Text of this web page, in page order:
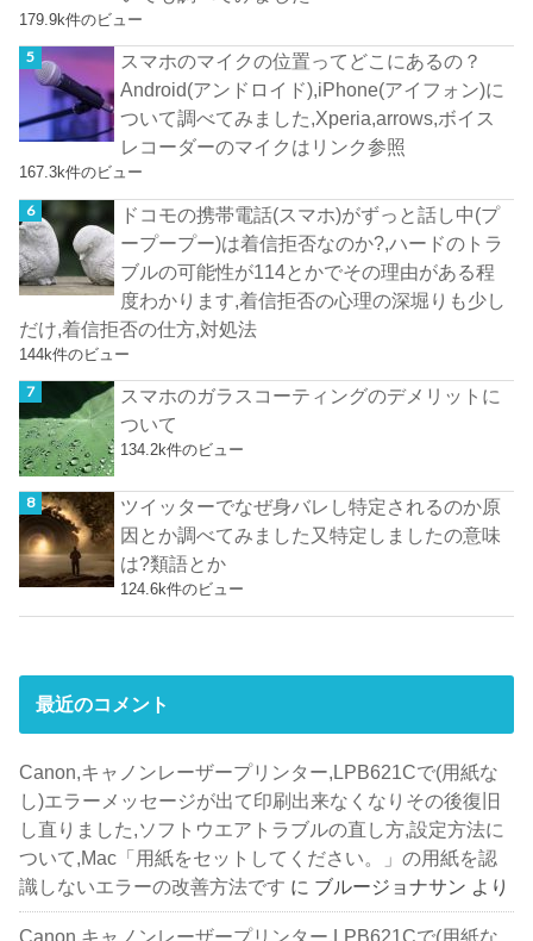
179.9k件のビュー
スマホのマイクの位置ってどこにあるの？
Android(アンドロイド),iPhone(アイフォン)に
ついて調べてみました,Xperia,arrows,ボイス
レコーダーのマイクはリンク参照
167.3k件のビュー
ドコモの携帯電話(スマホ)がずっと話し中(プ
ープープー)は着信拒否なのか?,ハードのトラ
ブルの可能性が114とかでその理由がある程
度わかります,着信拒否の心理の深堀りも少し
だけ,着信拒否の仕方,対処法
144k件のビュー
スマホのガラスコーティングのデメリットに
ついて
134.2k件のビュー
ツイッターでなぜ身バレし特定されるのか原
因とか調べてみました又特定しましたの意味
は?類語とか
124.6k件のビュー
最近のコメント
Canon,キャノンレーザープリンター,LPB621Cで(用紙な
し)エラーメッセージが出て印刷出来なくなりその後復旧
し直りました,ソフトウエアトラブルの直し方,設定方法に
ついて,Mac「用紙をセットしてください。」の用紙を認
識しないエラーの改善方法です に ブルージョナサン より
Canon,キャノンレーザープリンター,LPB621Cで(用紙な